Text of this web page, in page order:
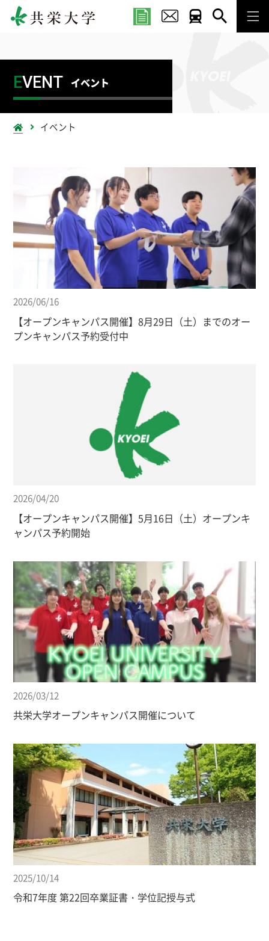
EVENT イベント
イベント
2026/06/16
【オープンキャンパス開催】8月29日（土）までのオー
プンキャンパス予約受付中
2026/04/20
【オープンキャンパス開催】5月16日（土）オープンキ
ャンパス予約開始
2026/03/12
共栄大学オープンキャンパス開催について
2025/10/14
令和7年度 第22回卒業証書・学位記授与式